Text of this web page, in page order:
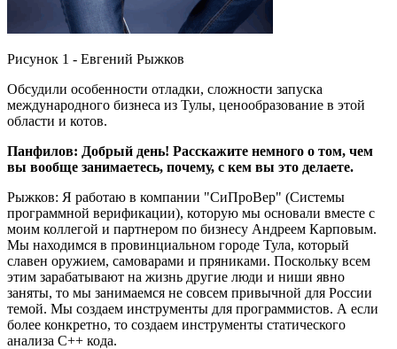
Рисунок 1 - Евгений Рыжков
Обсудили особенности отладки, сложности запуска
международного бизнеса из Тулы, ценообразование в этой
области и котов.
Панфилов: Добрый день! Расскажите немного о том, чем
вы вообще занимаетесь, почему, с кем вы это делаете.
Рыжков: Я работаю в компании "СиПроВер" (Системы
программной верификации), которую мы основали вместе с
моим коллегой и партнером по бизнесу Андреем Карповым.
Мы находимся в провинциальном городе Тула, который
славен оружием, самоварами и пряниками. Поскольку всем
этим зарабатывают на жизнь другие люди и ниши явно
заняты, то мы занимаемся не совсем привычной для России
темой. Мы создаем инструменты для программистов. А если
более конкретно, то создаем инструменты статического
анализа C++ кода.